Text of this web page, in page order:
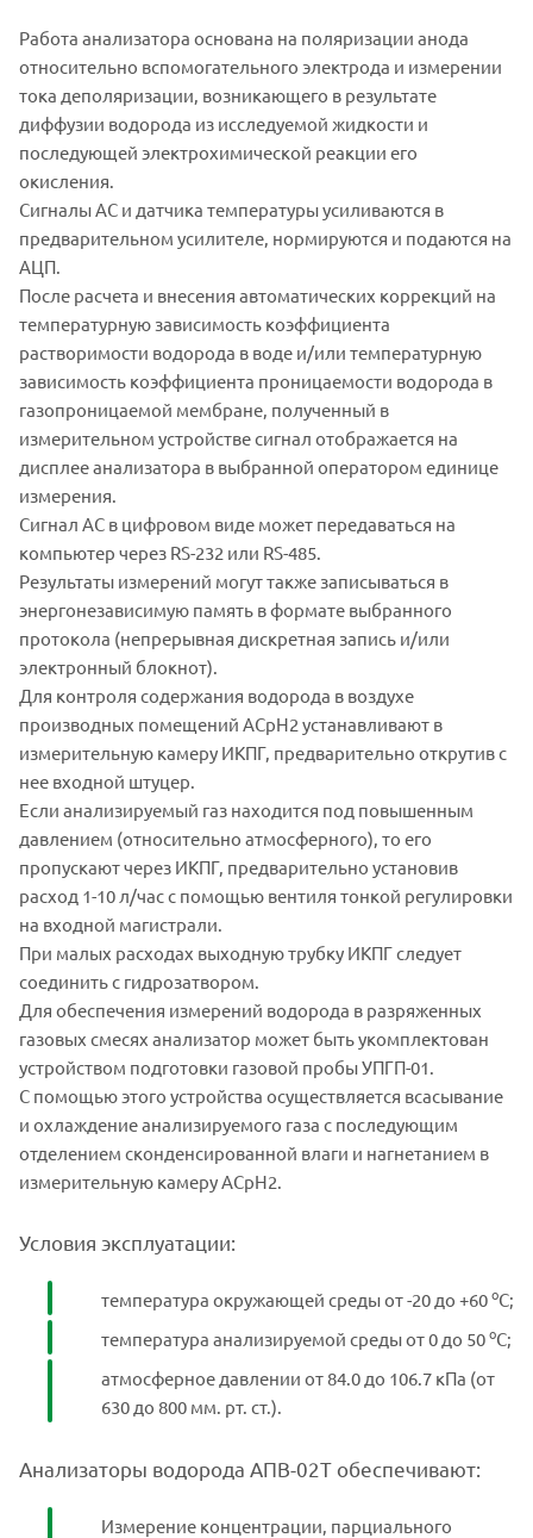
Работа анализатора основана на поляризации анода
относительно вспомогательного электрода и измерении
тока деполяризации, возникающего в результате
диффузии водорода из исследуемой жидкости и
последующей электрохимической реакции его
окисления.
Сигналы АС и датчика температуры усиливаются в
предварительном усилителе, нормируются и подаются на
АЦП.
После расчета и внесения автоматических коррекций на
температурную зависимость коэффициента
растворимости водорода в воде и/или температурную
зависимость коэффициента проницаемости водорода в
газопроницаемой мембране, полученный в
измерительном устройстве сигнал отображается на
дисплее анализатора в выбранной оператором единице
измерения.
Сигнал АС в цифровом виде может передаваться на
компьютер через RS-232 или RS-485.
Результаты измерений могут также записываться в
энергонезависимую память в формате выбранного
протокола (непрерывная дискретная запись и/или
электронный блокнот).
Для контроля содержания водорода в воздухе
производных помещений АСрН2 устанавливают в
измерительную камеру ИКПГ, предварительно открутив с
нее входной штуцер.
Если анализируемый газ находится под повышенным
давлением (относительно атмосферного), то его
пропускают через ИКПГ, предварительно установив
расход 1-10 л/час с помощью вентиля тонкой регулировки
на входной магистрали.
При малых расходах выходную трубку ИКПГ следует
соединить с гидрозатвором.
Для обеспечения измерений водорода в разряженных
газовых смесях анализатор может быть укомплектован
устройством подготовки газовой пробы УПГП-01.
С помощью этого устройства осуществляется всасывание
и охлаждение анализируемого газа с последующим
отделением сконденсированной влаги и нагнетанием в
измерительную камеру АСрН2.
Условия эксплуатации:
температура окружающей среды от -20 до +60оС;
температура анализируемой среды от 0 до 50оС;
атмосферное давлении от 84.0 до 106.7 кПа (от
630 до 800 мм. рт. ст.).
Анализаторы водорода АПВ-02Т обеспечивают:
Измерение концентрации, парциального